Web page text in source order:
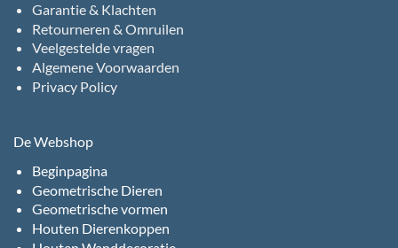
Garantie & Klachten
Retourneren & Omruilen
Veelgestelde vragen
Algemene Voorwaarden
Privacy Policy
De Webshop
Beginpagina
Geometrische Dieren
Geometrische vormen
Houten Dierenkoppen